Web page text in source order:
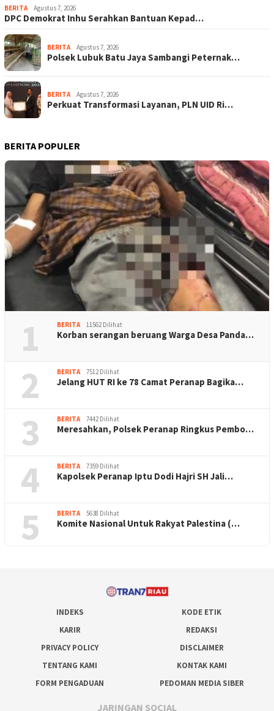
BERITA Agustus 7, 2026
DPC Demokrat Inhu Serahkan Bantuan Kepad…
BERITA Agustus 7, 2026
Polsek Lubuk Batu Jaya Sambangi Peternak…
BERITA Agustus 7, 2026
Perkuat Transformasi Layanan, PLN UID Ri…
BERITA POPULER
1 BERITA 11562 Dilihat
Korban serangan beruang Warga Desa Panda…
2 BERITA 7512 Dilihat
Jelang HUT RI ke 78 Camat Peranap Bagika…
3 BERITA 7442 Dilihat
Meresahkan, Polsek Peranap Ringkus Pembo…
4 BERITA 7359 Dilihat
Kapolsek Peranap Iptu Dodi Hajri SH Jali…
5 BERITA 5638 Dilihat
Komite Nasional Untuk Rakyat Palestina (…
INDEKS
KODE ETIK
KARIR
REDAKSI
PRIVACY POLICY
DISCLAIMER
TENTANG KAMI
KONTAK KAMI
FORM PENGADUAN
PEDOMAN MEDIA SIBER
JARINGAN SOCIAL